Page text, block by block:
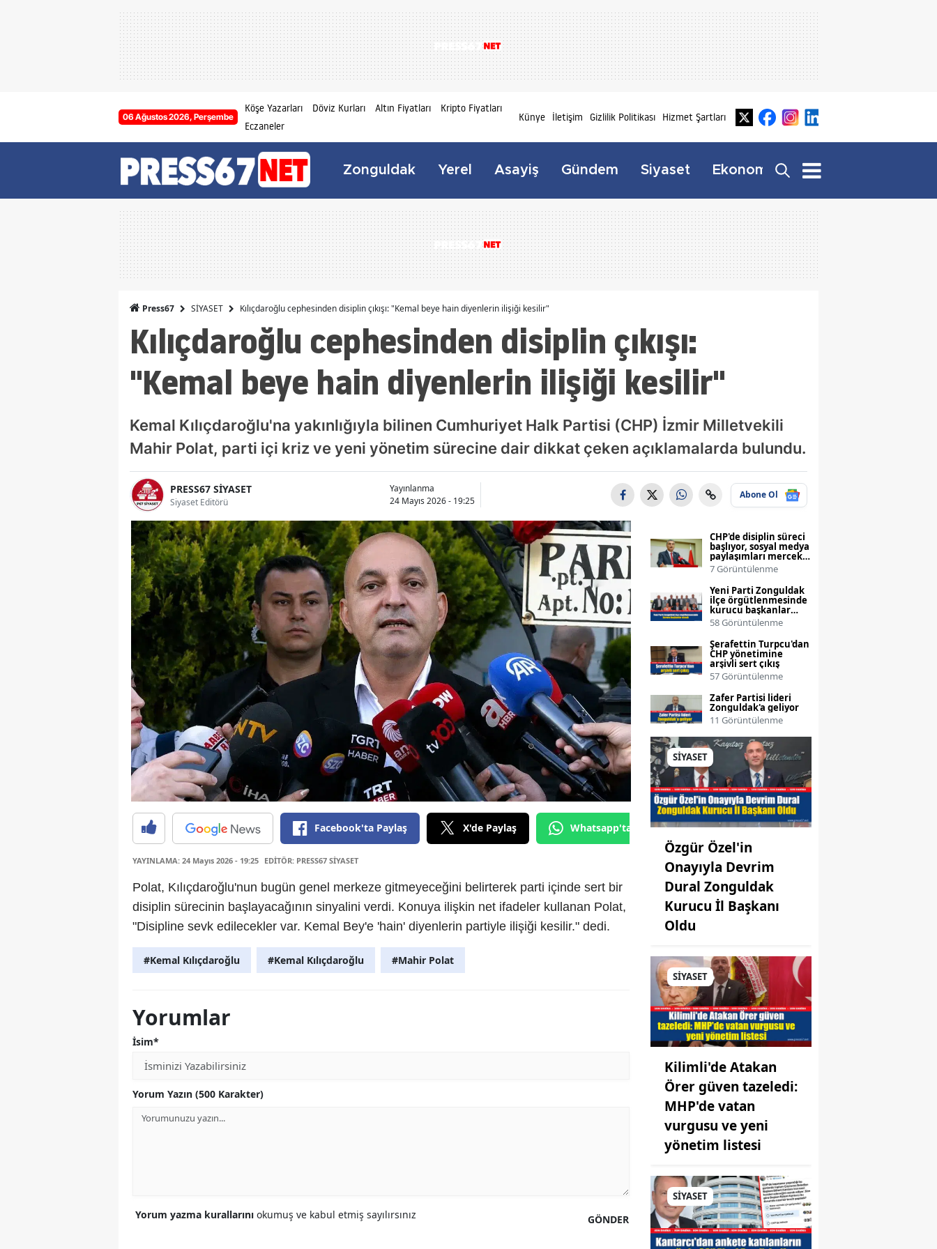
06 Ağustos 2026, Perşembe
Köşe Yazarları Döviz Kurları Altın Fiyatları
Kripto Fiyatları
Eczaneler
Künye İletişim Gizlilik Politikası Hizmet Şartları
Zonguldak Yerel Asayiş Gündem Siyaset Ekonomi Yaşam
Press67 SİYASET Kılıçdaroğlu cephesinden disiplin çıkışı: "Kemal beye hain diyenlerin ilişiği kesilir"
Kılıçdaroğlu cephesinden disiplin çıkışı:
"Kemal beye hain diyenlerin ilişiği kesilir"
Kemal Kılıçdaroğlu'na yakınlığıyla bilinen Cumhuriyet Halk Partisi (CHP) İzmir Milletvekili
Mahir Polat, parti içi kriz ve yeni yönetim sürecine dair dikkat çeken açıklamalarda bulundu.
PRESS67 SİYASET
Siyaset Editörü
Yayınlanma
24 Mayıs 2026 - 19:25
Abone Ol
Facebook'ta Paylaş X'de Paylaş Whatsapp'tan Gönder
YAYINLAMA: 24 Mayıs 2026 - 19:25 EDİTÖR: PRESS67 SİYASET
Polat, Kılıçdaroğlu'nun bugün genel merkeze gitmeyeceğini belirterek parti içinde sert bir
disiplin sürecinin başlayacağının sinyalini verdi. Konuya ilişkin net ifadeler kullanan Polat,
"Disipline sevk edilecekler var. Kemal Bey'e 'hain' diyenlerin partiyle ilişiği kesilir." dedi.
#Kemal Kılıçdaroğlu #Kemal Kılıçdaroğlu #Mahir Polat
Yorumlar
İsim*
Yorum Yazın (500 Karakter)
GÖNDER
Yorum yazma kurallarını okumuş ve kabul etmiş sayılırsınız
CHP'de disiplin süreci
başlıyor, sosyal medya
paylaşımları mercek
altında
7 Görüntülenme
Yeni Parti Zonguldak
ilçe örgütlenmesinde
kurucu başkanlar
atandı
58 Görüntülenme
Şerafettin Turpcu'dan
CHP yönetimine
arşivli sert çıkış
57 Görüntülenme
Zafer Partisi lideri
Zonguldak'a geliyor
11 Görüntülenme
SİYASET
Özgür Özel'in
Onayıyla Devrim
Dural Zonguldak
Kurucu İl Başkanı
Oldu
SİYASET
Kilimli'de Atakan
Örer güven tazeledi:
MHP'de vatan
vurgusu ve yeni
yönetim listesi
SİYASET